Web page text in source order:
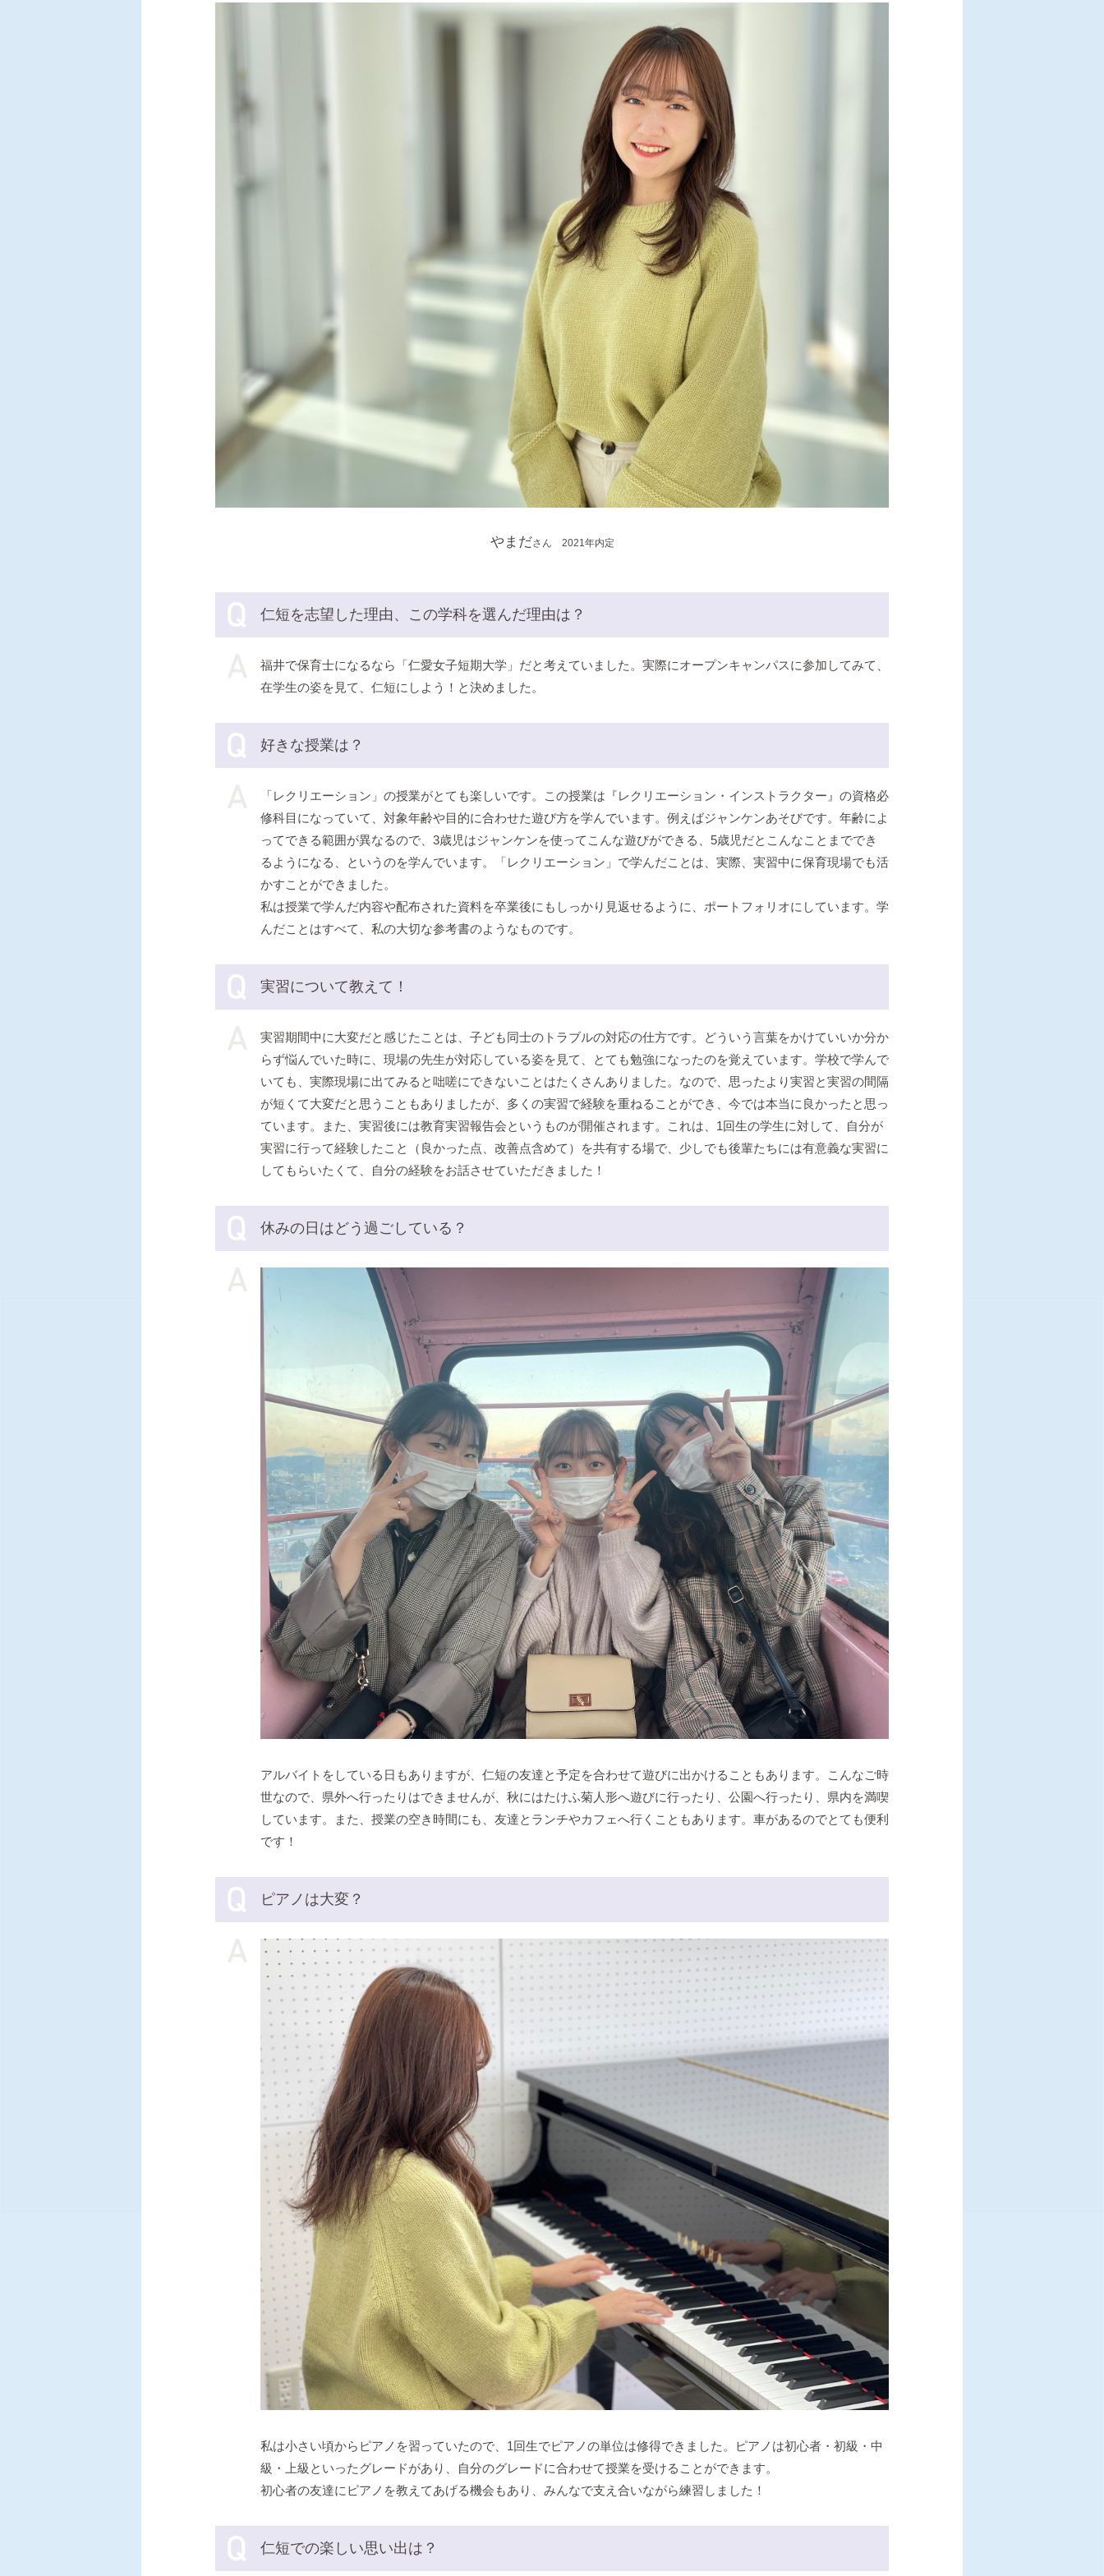
やまださん 2021年内定
仁短を志望した理由、この学科を選んだ理由は？
福井で保育士になるなら「仁愛女子短期大学」だと考えていました。実際にオープンキャンパスに参加してみて、
在学生の姿を見て、仁短にしよう！と決めました。
好きな授業は？
「レクリエーション」の授業がとても楽しいです。この授業は『レクリエーション・インストラクター』の資格必
修科目になっていて、対象年齢や目的に合わせた遊び方を学んでいます。例えばジャンケンあそびです。年齢によ
ってできる範囲が異なるので、3歳児はジャンケンを使ってこんな遊びができる、5歳児だとこんなことまででき
るようになる、というのを学んでいます。「レクリエーション」で学んだことは、実際、実習中に保育現場でも活
かすことができました。
私は授業で学んだ内容や配布された資料を卒業後にもしっかり見返せるように、ポートフォリオにしています。学
んだことはすべて、私の大切な参考書のようなものです。
実習について教えて！
実習期間中に大変だと感じたことは、子ども同士のトラブルの対応の仕方です。どういう言葉をかけていいか分か
らず悩んでいた時に、現場の先生が対応している姿を見て、とても勉強になったのを覚えています。学校で学んで
いても、実際現場に出てみると咄嗟にできないことはたくさんありました。なので、思ったより実習と実習の間隔
が短くて大変だと思うこともありましたが、多くの実習で経験を重ねることができ、今では本当に良かったと思っ
ています。また、実習後には教育実習報告会というものが開催されます。これは、1回生の学生に対して、自分が
実習に行って経験したこと（良かった点、改善点含めて）を共有する場で、少しでも後輩たちには有意義な実習に
してもらいたくて、自分の経験をお話させていただきました！
休みの日はどう過ごしている？
アルバイトをしている日もありますが、仁短の友達と予定を合わせて遊びに出かけることもあります。こんなご時
世なので、県外へ行ったりはできませんが、秋にはたけふ菊人形へ遊びに行ったり、公園へ行ったり、県内を満喫
しています。また、授業の空き時間にも、友達とランチやカフェへ行くこともあります。車があるのでとても便利
です！
ピアノは大変？
私は小さい頃からピアノを習っていたので、1回生でピアノの単位は修得できました。ピアノは初心者・初級・中
級・上級といったグレードがあり、自分のグレードに合わせて授業を受けることができます。
初心者の友達にピアノを教えてあげる機会もあり、みんなで支え合いながら練習しました！
仁短での楽しい思い出は？